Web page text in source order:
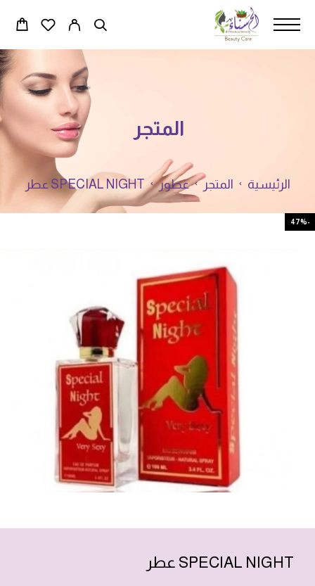
المتجر
الرئيسية المتجر عطور SPECIAL NIGHT عطر
-47%
SPECIAL NIGHT عطر